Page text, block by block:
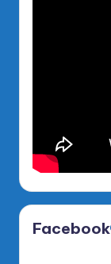
Facebook